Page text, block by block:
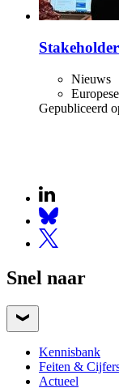
Nieuws
Gepubliceerd
Snel naar
Kennisbank
Feiten &
Actueel